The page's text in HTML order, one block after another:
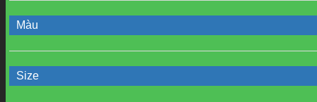
Màu
Size